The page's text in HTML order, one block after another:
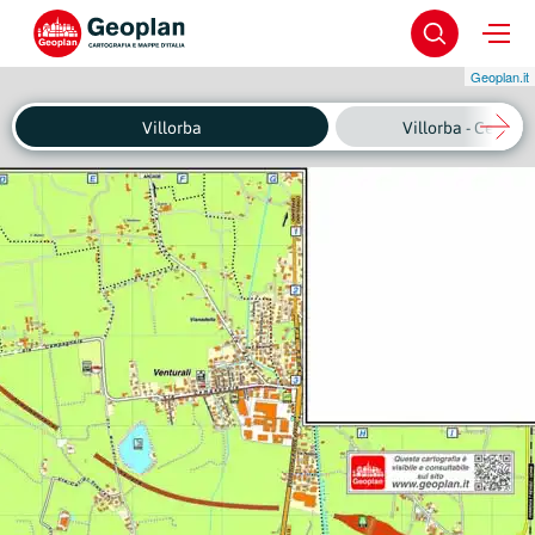
Geoplan.it
Villorba Villorba - Centro